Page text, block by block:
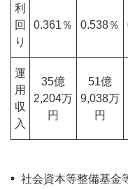
利
回
り
0.361％ 0.538％
運
用
収
入
35億
2,204万
円
51億
9,038万
円
社会資本等整備基金